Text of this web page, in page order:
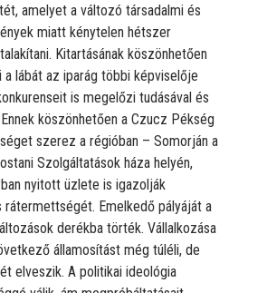
amelyet a változó társadalmi és
miatt kénytelen hétszer
Kitartásának köszönhetően
lábát az iparág többi képviselője
is megelőzi tudásával és
köszönhetően a Czucz Pékség
szerez a régióban – Somorján a
Szolgáltatások háza helyén,
nyitott üzlete is igazolják
rátermettségét. Emelkedő pályáját a
derékba törték. Vállalkozása
államosítást még túléli, de
elveszik. A politikai ideológia